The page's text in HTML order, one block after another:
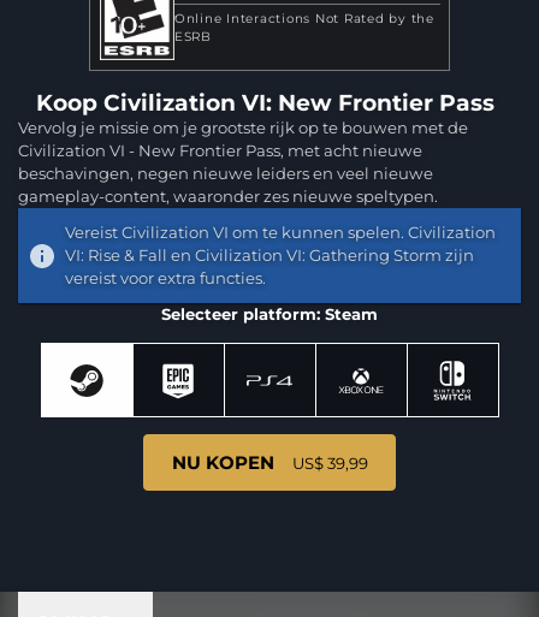
Online Interactions Not Rated by the
ESRB
Koop Civilization VI: New Frontier Pass
Vervolg je missie om je grootste rijk op te bouwen met de
Civilization VI - New Frontier Pass, met acht nieuwe
beschavingen, negen nieuwe leiders en veel nieuwe
gameplay-content, waaronder zes nieuwe speltypen.
Vereist Civilization VI om te kunnen spelen. Civilization
VI: Rise & Fall en Civilization VI: Gathering Storm zijn
vereist voor extra functies.
Selecteer platform: Steam
NU KOPEN US$ 39,99